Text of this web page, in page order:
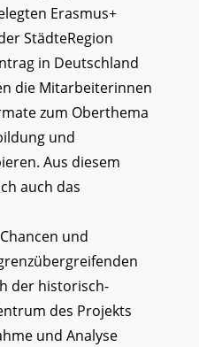
Erasmus+
StädteRegion
in Deutschland
die Mitarbeiterinnen
zum Oberthema
und
Aus diesem
auch das
und
der historisch-
des Projekts
und Analyse